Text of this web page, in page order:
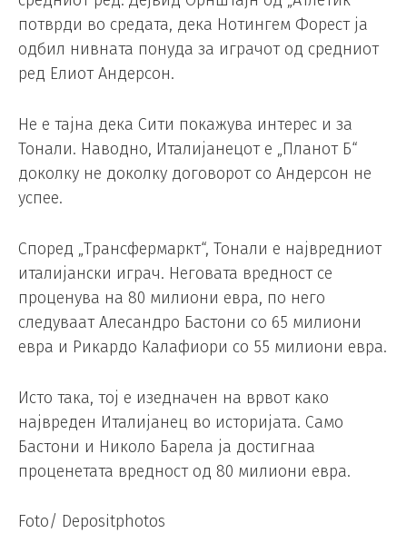
потврди во средата, дека Нотингем Форест ја
одбил нивната понуда за играчот од средниот
ред Елиот Андерсон.
Не е тајна дека Сити покажува интерес и за
Тонали. Наводно, Италијанецот е „Планот Б“
доколку не доколку договорот со Андерсон не
успее.
Според „Трансфермаркт“, Тонали е највредниот
италијански играч. Неговата вредност се
проценува на 80 милиони евра, по него
следуваат Алесандро Бастони со 65 милиони
евра и Рикардо Калафиори со 55 милиони евра.
Исто така, тој е изедначен на врвот како
највреден Италијанец во историјата. Само
Бастони и Николо Барела ја достигнаа
проценетата вредност од 80 милиони евра.
Foto/ Depositphotos